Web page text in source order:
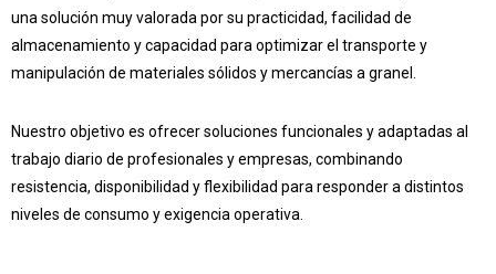
una solución muy valorada por su practicidad, facilidad de
almacenamiento y capacidad para optimizar el transporte y
manipulación de materiales sólidos y mercancías a granel.
Nuestro objetivo es ofrecer soluciones funcionales y adaptadas al
trabajo diario de profesionales y empresas, combinando
resistencia, disponibilidad y flexibilidad para responder a distintos
niveles de consumo y exigencia operativa.